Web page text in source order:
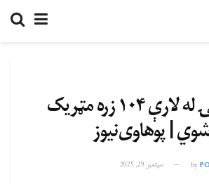
د وسپنې پټلۍ له لارې ۱۰۴ زره مټریک
شوي | پوهاوی‌نیوز
by سپتمبر 29, 2025